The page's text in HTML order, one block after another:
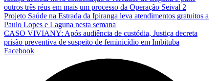
outros três réus em mais um processo da Operação Seival 2
Projeto Saúde na Estrada da Ipiranga leva atendimentos gratuitos a
Paulo Lopes e Laguna nesta semana
CASO VIVIANY: Após audiência de custódia, Justiça decreta
prisão preventiva de suspeito de feminicídio em Imbituba
Facebook